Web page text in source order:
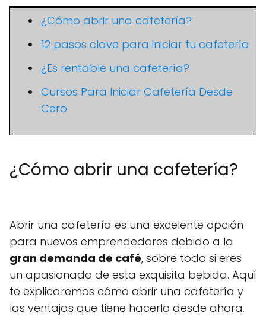
¿Cómo abrir una cafetería?
12 pasos clave para iniciar tu cafetería
¿Es rentable una cafetería?
Cursos Para Iniciar Cafetería Desde
Cero
¿Cómo abrir una cafetería?
Abrir una cafetería es una excelente opción
para nuevos emprendedores debido a la
gran demanda de café, sobre todo si eres
un apasionado de esta exquisita bebida. Aquí
te explicaremos cómo abrir una cafetería y
las ventajas que tiene hacerlo desde ahora.